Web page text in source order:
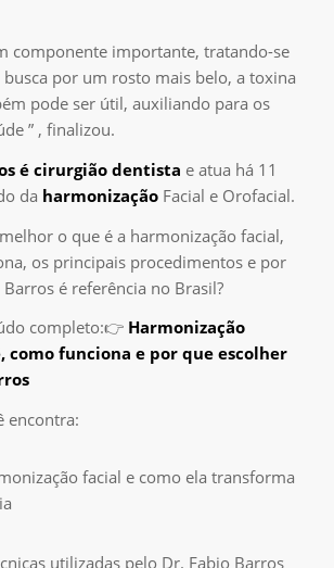
componente importante, tratando-se
busca por um rosto mais belo, a toxina
pode ser útil, auxiliando para os
” , finalizou.
é cirurgião dentista e atua há 11
da harmonizaçãoFacial e Orofacial.
o que é a harmonização facial,
os principais procedimentos e por
é referência no Brasil?
completo:👉 Harmonização
como funciona e por que escolher
encontra:
facial e como ela transforma
utilizadas pelo Dr. Fabio Barros